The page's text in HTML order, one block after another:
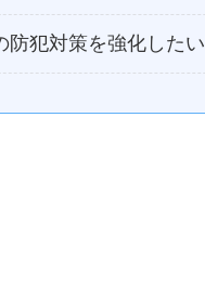
防犯対策を強化したい